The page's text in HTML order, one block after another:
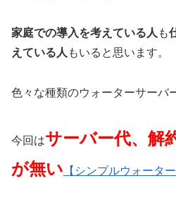
家庭での導入を考えている人 も
えている人 もいると思います。
色々な種類のウォーターサーバ
今回はサーバー代、解
が無い 【シンプルウォーター